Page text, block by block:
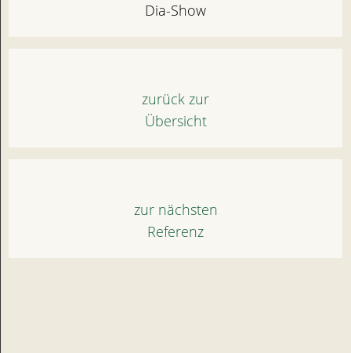
Dia-Show
zurück zur
Übersicht
zur nächsten
Referenz